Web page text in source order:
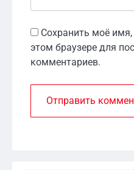
Сохранить моё
этом браузере для
комментариев.